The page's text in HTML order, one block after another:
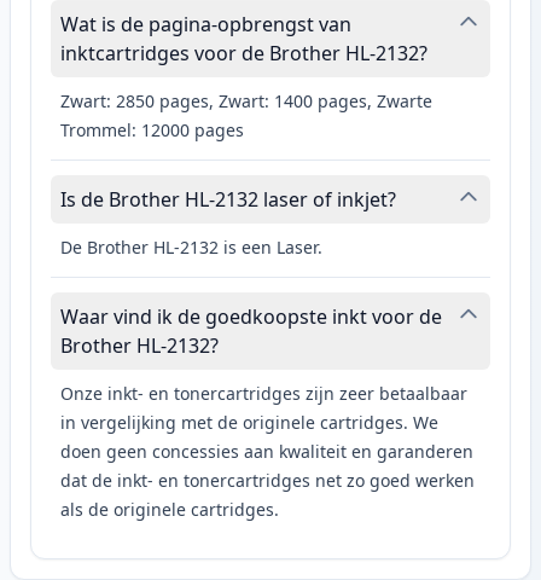
Wat is de pagina-opbrengst van
inktcartridges voor de Brother HL-2132?
Zwart: 2850 pages, Zwart: 1400 pages, Zwarte
Trommel: 12000 pages
Is de Brother HL-2132 laser of inkjet?
De Brother HL-2132 is een Laser.
Waar vind ik de goedkoopste inkt voor de
Brother HL-2132?
Onze inkt- en tonercartridges zijn zeer betaalbaar
in vergelijking met de originele cartridges. We
doen geen concessies aan kwaliteit en garanderen
dat de inkt- en tonercartridges net zo goed werken
als de originele cartridges.